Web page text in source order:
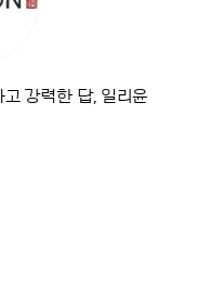
강력한 답, 일리윤